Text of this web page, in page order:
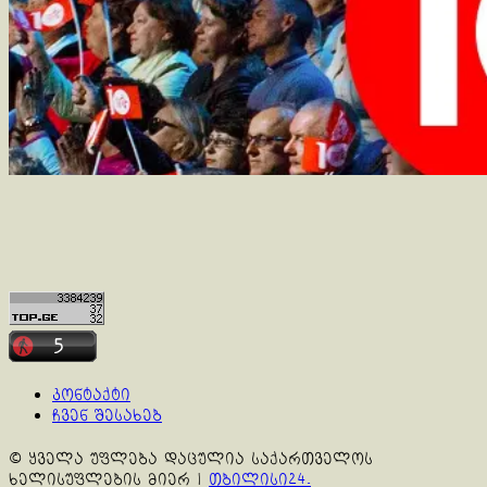
კონტაქტი
ჩვენ შესახებ
© ყველა უფლება დაცულია საქართველოს
ხელისუფლების მიერ | თბილისი24.